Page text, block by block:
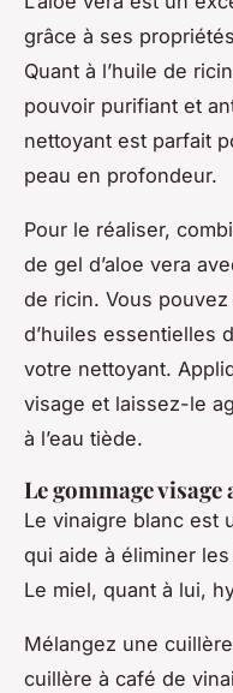
grâce à ses
Quant à l’huile de
pouvoir purifiant et
nettoyant est parfait
peau en profondeur.
Pour le réaliser,
de gel d’aloe vera
de ricin. Vous
d’huiles essentielles
votre nettoyant.
visage et laissez-le
à l’eau tiède.
Le gommage
Le vinaigre blanc est
qui aide à éliminer
Le miel, quant à lui,
Mélangez une
cuillère à café de